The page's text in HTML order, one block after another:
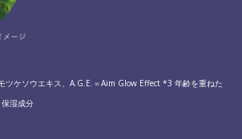
ケソウエキス、A.G.E.＝Aim Glow Effect *3 年齢を重ねた
湿成分